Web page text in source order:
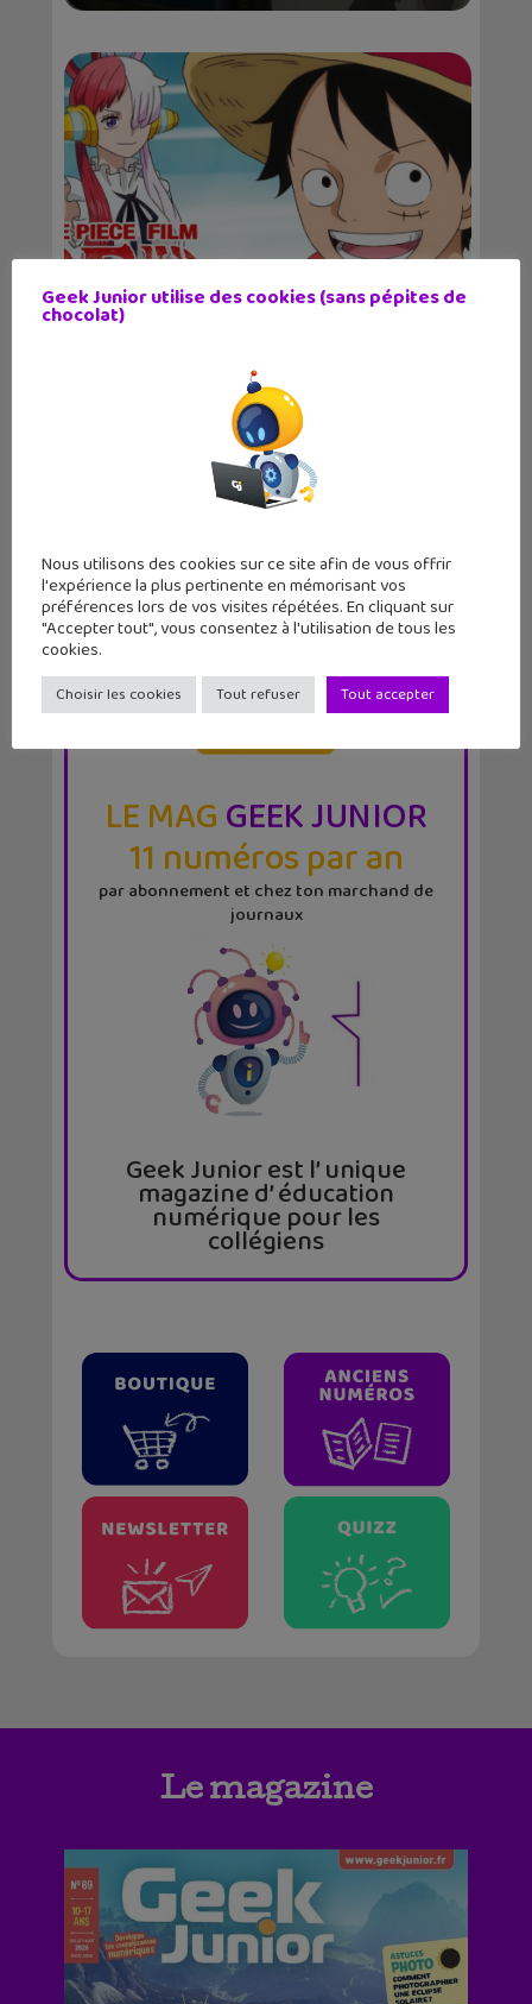
One Piece Red disponible sur Netflix
LE MAGGEEK JUNIOR
11 numéros par an
par abonnement et chez ton marchand de
journaux
Geek Junior est l’ unique
magazine d’ éducation
numérique pour les
collégiens
Le magazine
Geek Junior utilise des cookies (sans pépites de
chocolat)
Nous utilisons des cookies sur ce site afin de vous offrir
l'expérience la plus pertinente en mémorisant vos
préférences lors de vos visites répétées. En cliquant sur
"Accepter tout", vous consentez à l'utilisation de tous les
cookies.
Choisir les cookies Tout refuser Tout accepter